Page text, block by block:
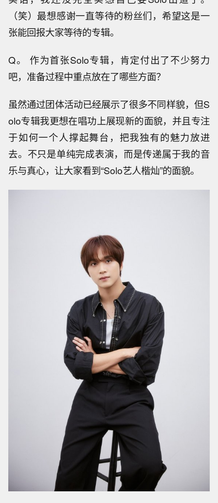
（笑）最想感谢一直等待的粉丝们，希望这是一
张能回报大家等待的专辑。
Q。 作为首张Solo专辑，肯定付出了不少努力
吧，准备过程中重点放在了哪些方面？
虽然通过团体活动已经展示了很多不同样貌，但S
olo专辑我更想在唱功上展现新的面貌，并且专注
于如何一个人撑起舞台，把我独有的魅力放进
去。不只是单纯完成表演，而是传递属于我的音
乐与真心，让大家看到“Solo艺人楷灿”的面貌。